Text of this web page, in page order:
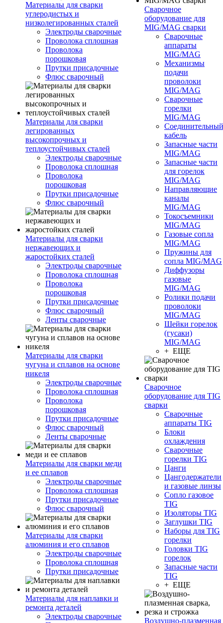
Материалы для сварки
углеродистых и
низколегированных сталей
Электроды сварочные
Проволока сплошная
Проволока
порошковая
Прутки присадочные
Флюс сварочный
Материалы для сварки
легированных
высокопрочных и
теплоустойчивых сталей
Электроды сварочные
Проволока сплошная
Проволока
порошковая
Прутки присадочные
Флюс сварочный
Материалы для сварки
нержавеющих и
жаростойких сталей
Электроды сварочные
Проволока сплошная
Проволока
порошковая
Прутки присадочные
Флюс сварочный
Ленты сварочные
Материалы для сварки
чугуна и сплавов на основе
никеля
Электроды сварочные
Проволока сплошная
Проволока
порошковая
Прутки присадочные
Флюс сварочный
Ленты сварочные
Материалы для сварки меди
и ее сплавов
Электроды сварочные
Проволока сплошная
Прутки присадочные
Флюс сварочный
Материалы для сварки
алюминия и его сплавов
Электроды сварочные
Проволока сплошная
Прутки присадочные
Материалы для наплавки и
ремонта деталей
Электроды сварочные
Сварочное
оборудование для
MIG/MAG сварки
Сварочные
аппараты
MIG/MAG
Механизмы
подачи
проволоки
MIG/MAG
Сварочные
горелки
MIG/MAG
Соединительный
кабель
Запасные части
MIG/MAG
Запасные части
для горелок
MIG/MAG
Направляющие
каналы
MIG/MAG
Токосъемники
MIG/MAG
Газовые сопла
MIG/MAG
Пружины для
сопла MIG/MAG
Диффузоры
газовые
MIG/MAG
Ролики подачи
проволоки
MIG/MAG
Шейки горелок
(гусаки)
MIG/MAG
+ ЕЩЕ
Сварочное
оборудование для TIG
сварки
Сварочные
аппараты TIG
Блоки
охлаждения
Сварочные
горелки TIG
Цанги
Цангодержатели
и газовые линзы
Сопло газовое
TIG
Изоляторы TIG
Заглушки TIG
Наборы для TIG
горелки
Головки TIG
горелок
Запасные части
TIG
+ ЕЩЕ
Воздушно-плазменная